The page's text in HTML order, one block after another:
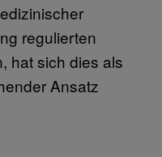
regulierten
hat sich dies als
Ansatz